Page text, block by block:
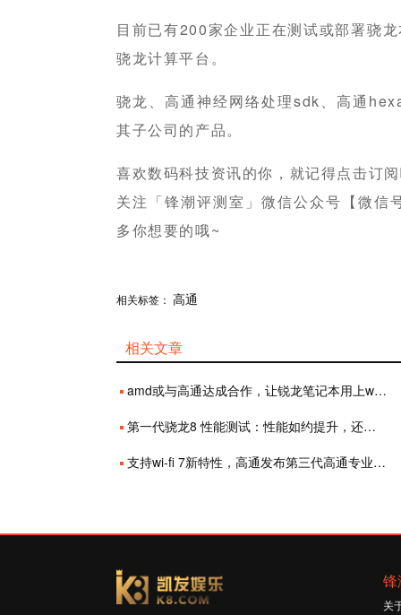
目前已有200家企业正在测试或部署骁
骁龙计算平台。
骁龙、高通神经网络处理sdk、高通
其子公司的产品。
喜欢数码科技资讯的你，就记得点击订
关注「锋潮评测室」微信公众号【微
多你想要的哦~
相关标签： 高通
分享 赞
相关文章
amd或与高通达成合作，让锐龙笔记本用上wi-fi 6e网络
第一代骁龙8 性能测试：性能如约提升，还能不能变“清凉”？
支持wi-fi 7新特性，高通发布第三代高通专业联网平台产品
锋
关